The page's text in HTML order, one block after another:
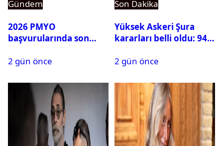
Gündem
2026 PMYO
başvurularında son
2 gün önce
Son Dakika
Yüksek Askeri Şura
kararları belli oldu: 94
2 gün önce